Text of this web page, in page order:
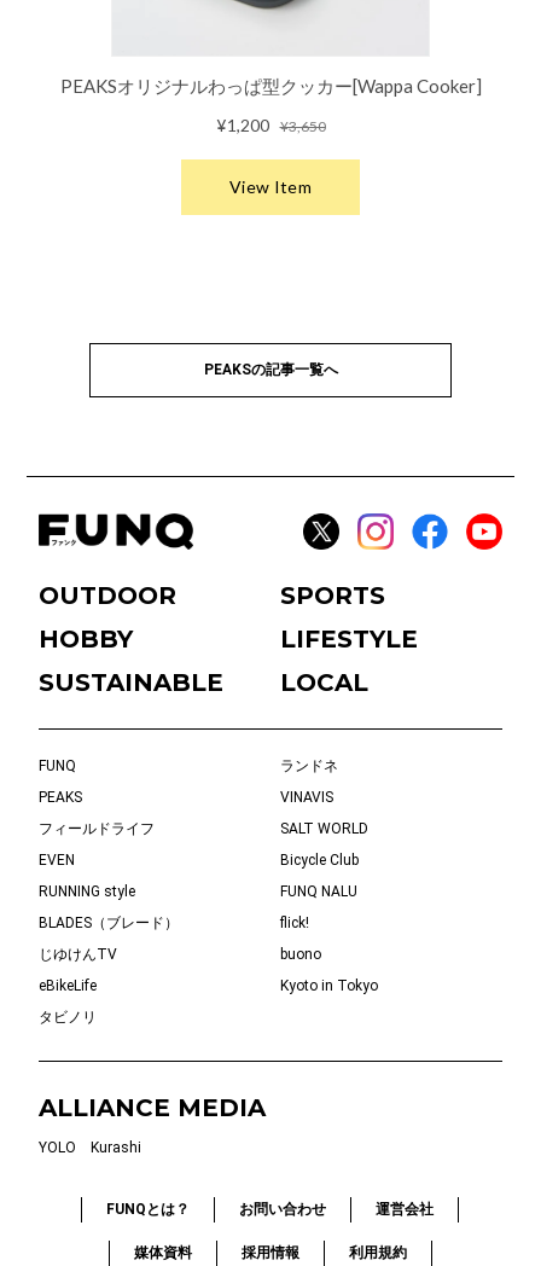
PEAKSの記事一覧へ
OUTDOOR
SPORTS
HOBBY
LIFESTYLE
SUSTAINABLE
LOCAL
FUNQ
ランドネ
PEAKS
VINAVIS
フィールドライフ
SALT WORLD
EVEN
Bicycle Club
RUNNING style
FUNQ NALU
BLADES（ブレード）
flick!
じゆけんTV
buono
eBikeLife
Kyoto in Tokyo
タビノリ
ALLIANCE MEDIA
YOLO Kurashi
FUNQとは？ お問い合わせ 運営会社
媒体資料 採用情報 利用規約